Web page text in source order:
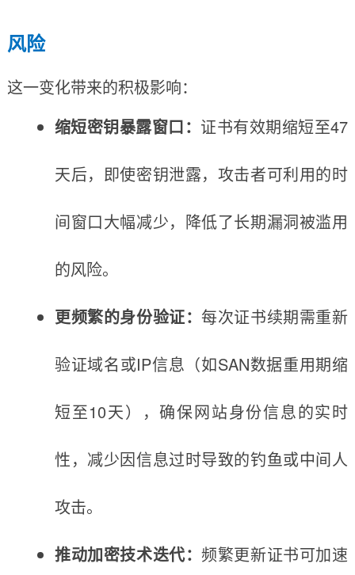
风险
这一变化带来的积极影响：
缩短密钥暴露窗口： 证书有效期缩短至47
天后，即使密钥泄露，攻击者可利用的时
间窗口大幅减少，降低了长期漏洞被滥用
的风险。
更频繁的身份验证：每次证书续期需重新
验证域名或IP信息（如SAN数据重用期缩
短至10天），确保网站身份信息的实时
性，减少因信息过时导致的钓鱼或中间人
攻击。
推动加密技术迭代：频繁更新证书可加速